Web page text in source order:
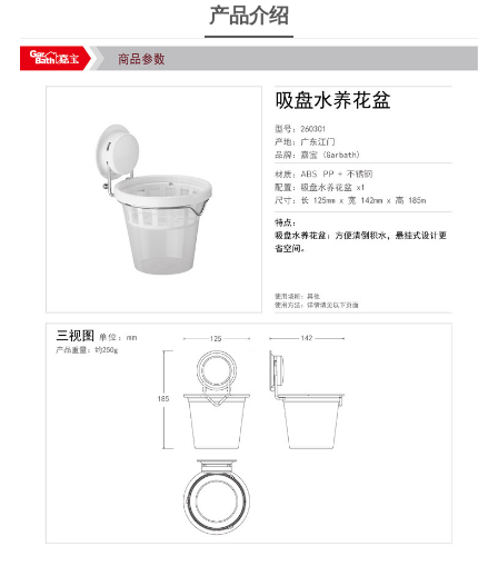
产品介绍